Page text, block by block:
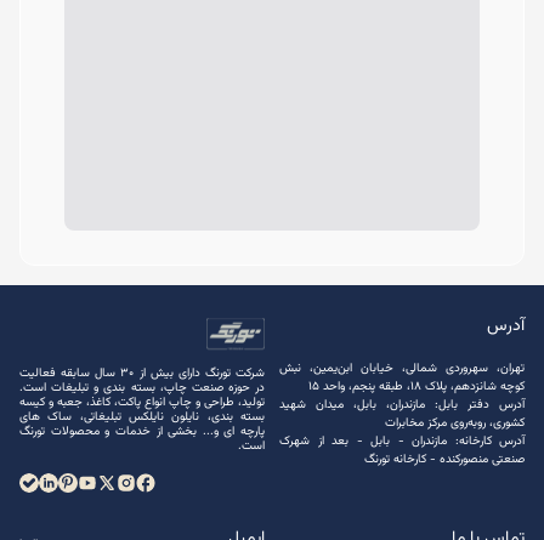
آدرس
تهران، سهروردی شمالی، خیابان ابن‌یمین، نبش
کوچه شانزدهم، پلاک ۱۸، طبقه پنجم، واحد ۱۵
آدرس دفتر بابل: مازندران، بابل، میدان شهید
کشوری، روبه‌روی مرکز مخابرات
آدرس کارخانه: مازندران - بابل - بعد از شهرک
صنعتی منصور‌کنده - کارخانه تورنگ
شرکت تورنگ دارای بیش از 30 سال سابقه فعالیت
در حوزه صنعت چاپ، بسته ‌بندی و تبلیغات است.
تولید، طراحی و چاپ انواع پاکت، کاغذ، جعبه و کیسه
بسته ‌بندی، نایلون نایلکس تبلیغاتی، ساک های
پارچه ‌ای و... بخشی از خدمات و محصولات تورنگ
است.